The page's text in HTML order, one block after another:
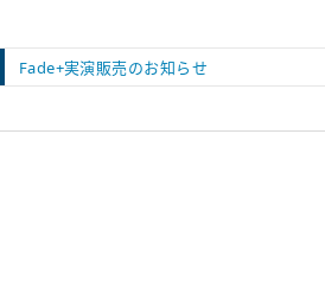
Fade+実演販売のお知らせ